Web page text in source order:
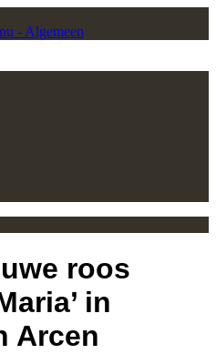
roos
in
Arcen